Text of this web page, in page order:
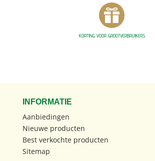

KORTING VOOR GROOTVERBRUIKERS
INFORMATIE
Aanbiedingen
Nieuwe producten
Best verkochte producten
Sitemap